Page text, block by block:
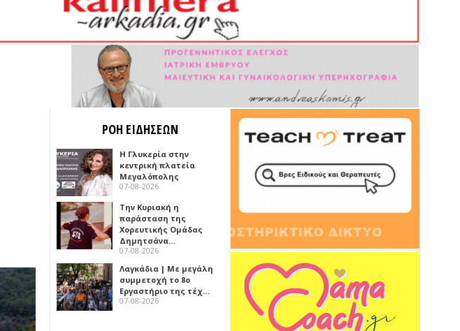
ΡΟΗ ΕΙΔΗΣΕΩΝ
Η Γλυκερία στην
κεντρική πλατεία
Μεγαλόπολης
07-08-2026
Την Κυριακή η
παράσταση της
Χορευτικής Ομάδας
Δημητσάνα…
07-08-2026
Λαγκάδια | Με μεγάλη
συμμετοχή το 8ο
Εργαστήριο της τέχ…
07-08-2026